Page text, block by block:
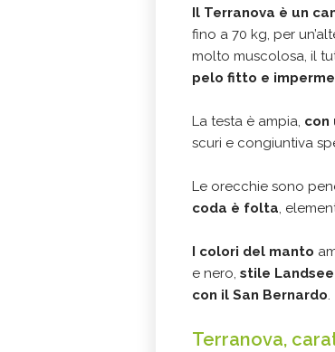
Il Terranova è un
fino a 70 kg, per
molto muscolosa, il
pelo fitto e
La testa è ampia, con
scuri e congiuntiva
Le orecchie sono
coda è folta,
I colori del manto
e nero, stile
con il San Bernardo.
Terranova,